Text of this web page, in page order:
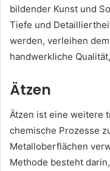
bildender Kunst und
Tiefe und
werden, verleihen
handwerkliche
Ätzen
Ätzen ist eine weitere
chemische Prozesse
Metalloberflächen
Methode besteht